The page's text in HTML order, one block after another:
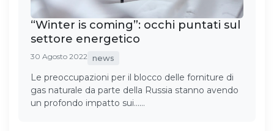
“Winter is coming”: occhi puntati sul
settore energetico
30 Agosto 2022 news
Le preoccupazioni per il blocco delle forniture di
gas naturale da parte della Russia stanno avendo
un profondo impatto sui……